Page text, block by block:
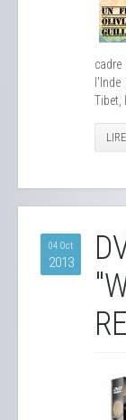
Tibet,
04 Oct
2013